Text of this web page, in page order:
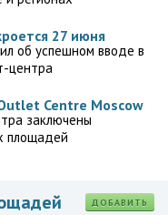
27 июня
об успешном вводе в
центра
Centre Moscow
заключены
площадей
ДОБАВИТЬ